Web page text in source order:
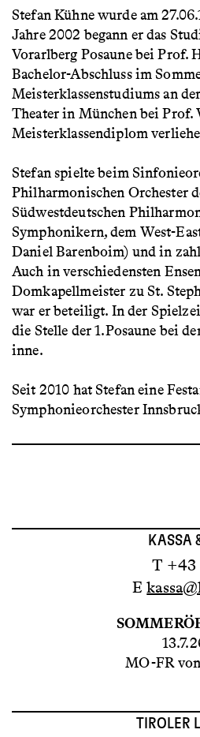
Stefan Kühne wurde am
Jahre 2002 begann er das
Vorarlberg Posaune bei Prof.
Bachelor-Abschluss im
Meisterklassenstudiums an
Theater in München bei
Meisterklassendiplom
Stefan spielte beim
Philharmonischen Orchester
Südwestdeutschen
Symphonikern, dem West-
Daniel Barenboim) und in
Auch in verschiedensten
Domkapellmeister zu St.
war er beteiligt. In der
die Stelle der 1.Posaune bei
inne.
Seit 2010 hat Stefan eine
Symphonieorchester
KASSA
T +43
E
MO-FR
TIROLER